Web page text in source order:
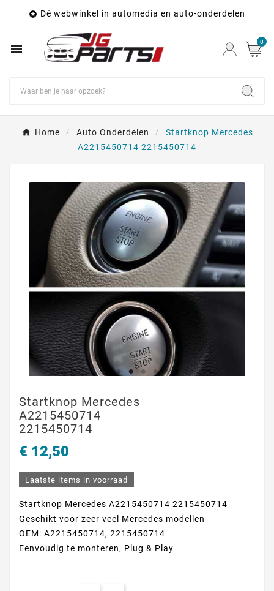
 Dé webwinkel in automedia en auto-onderdelen
 0
Home Auto Onderdelen
Startknop Mercedes
A2215450714 2215450714
Startknop Mercedes
A2215450714
2215450714
€ 12,50
Laatste items in voorraad
Startknop Mercedes A2215450714 2215450714
Geschikt voor zeer veel Mercedes modellen
OEM: A2215450714, 2215450714
Eenvoudig te monteren, Plug & Play